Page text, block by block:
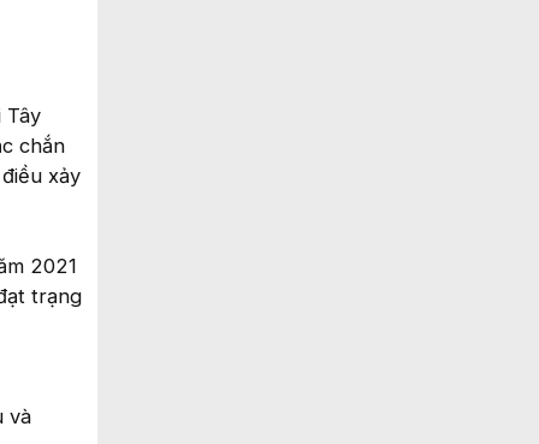
Tây
chắn
xảy
2021
trạng
và